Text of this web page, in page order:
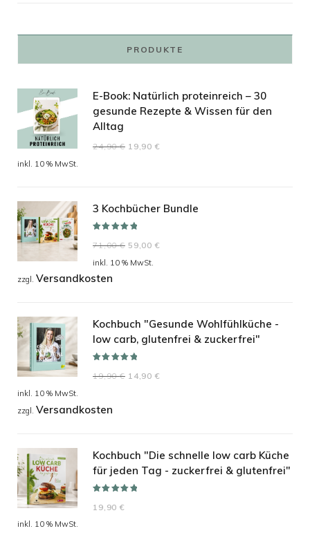
PRODUKTE
E-Book: Natürlich proteinreich – 30
gesunde Rezepte & Wissen für den
Alltag
24,90€ Ursprünglicher
19,90 €
inkl. 10 % MwSt.
3 Kochbücher Bundle
5.00von 5
71,00€ Ursprünglicher
Preis
59,00 €
inkl. 10 % MwSt.
zzgl. Versandkosten
Kochbuch "Gesunde Wohlfühlküche -
low carb, glutenfrei & zuckerfrei"
5.00von 5
19,90€ Ursprünglicher
14,90 €
inkl. 10 % MwSt.
zzgl. Versandkosten
Kochbuch "Die schnelle low carb Küche
für jeden Tag - zuckerfrei & glutenfrei"
5.00 von 5
19,90€
inkl. 10 % MwSt.